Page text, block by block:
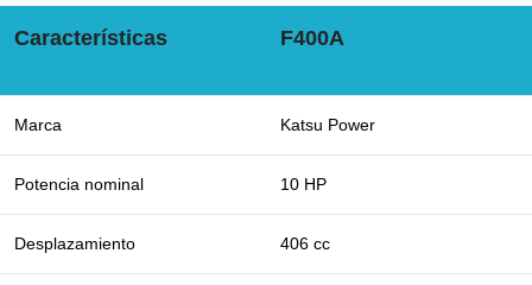
Características F400A
Marca Katsu Power
Potencia nominal 10 HP
Desplazamiento 406 cc